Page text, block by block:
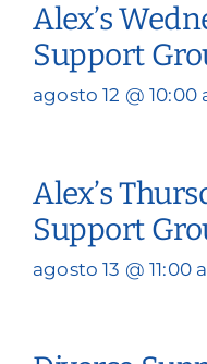
Alex’s
Support
agosto 12 @ 10:00
Alex’s
Support
agosto 13 @ 11:00